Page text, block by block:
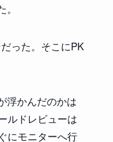
った。そこにPK
浮かんだのかは
ルドレビューは
にモニターへ行